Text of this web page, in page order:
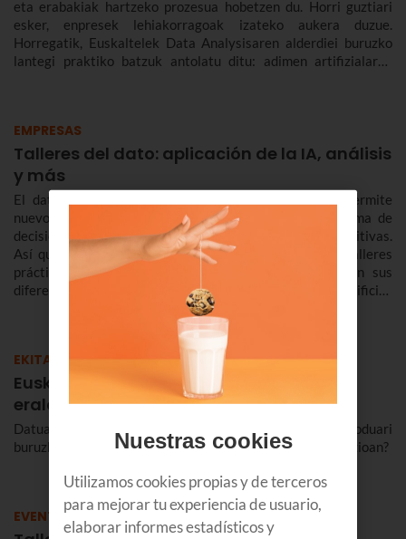
eta erabakiak hartzeko prozesua hobetzen du. Horri guztiari
esker, enpresek lehiakorragoak izateko aukera duzue.
Horregatik, Euskaltelek Data Analysisaren alderdiei buruzko
lantegi praktiko batzuk antolatu ditu: adimen artifizialaren
EMPRESAS
Talleres del dato: aplicación de la IA, análisis
y más
El dato ayuda a optimizar y automatizar procesos, permite
nuevos modelos de negocio y servicios y mejora la toma de
decisiones permitiéndoos a las empresas ser más competitivas.
Así que en Euskaltel hemos organizado una serie de talleres
prácticos dedicados íntegramente al Data Analysis en sus
diferentes vertientes: aplicación de la Inteligencia Artificial,
EKITALDIAK
Euskaltelen Datuaren lantegia: Enpresak
eraldatzen AA sortzailearekin
Datua adimen artifizial sortzailearekin kudeatzeko moduari
buruzko lantegi esklusiboa. Non eta nola erabili nire negozioan?
EVENTOS
Nuestras cookies
Utilizamos cookies propias y de terceros
para mejorar tu experiencia de usuario,
elaborar informes estadísticos y